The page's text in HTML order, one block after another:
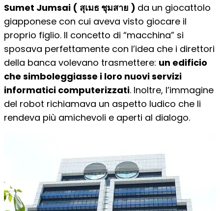
Sumet Jumsai ( สุเมธ ชุมสาย ) da un giocattolo
giapponese con cui aveva visto giocare il
proprio figlio. Il concetto di “macchina” si
sposava perfettamente con l’idea che i direttori
della banca volevano trasmettere: un edificio
che simboleggiasse i loro nuovi servizi
informatici computerizzati. Inoltre, l’immagine
del robot richiamava un aspetto ludico che li
rendeva più amichevoli e aperti al dialogo.